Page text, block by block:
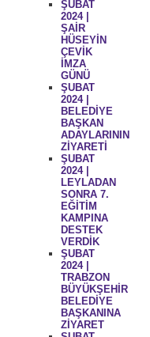
ŞUBAT
2024 |
ŞAİR
HÜSEYİN
ÇEVİK
İMZA
GÜNÜ
ŞUBAT
2024 |
BELEDİYE
BAŞKAN
ADAYLARININ
ZİYARETİ
ŞUBAT
2024 |
LEYLADAN
SONRA 7.
EĞİTİM
KAMPINA
DESTEK
VERDİK
ŞUBAT
2024 |
TRABZON
BÜYÜKŞEHİR
BELEDİYE
BAŞKANINA
ZİYARET